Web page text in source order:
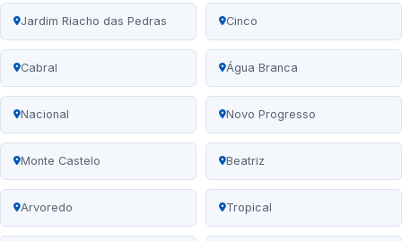
Jardim Riacho das Pedras Cinco
Cabral Água Branca
Nacional Novo Progresso
Monte Castelo Beatriz
Arvoredo Tropical